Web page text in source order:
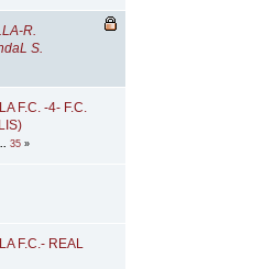
R.
S.
F.C. -4- F.C.
35 »
F.C.- REAL